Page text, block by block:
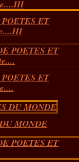
ET
ET
MONDE